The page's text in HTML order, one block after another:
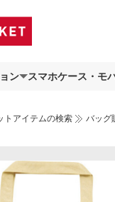
ン スマホケース・モ
トアイテムの検索 バッグ